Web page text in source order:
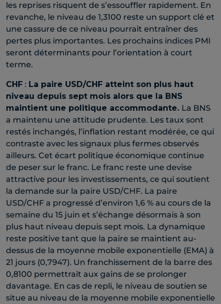
les reprises risquent de s’essouffler rapidement. En
revanche, le niveau de 1,3100 reste un support clé et
une cassure de ce niveau pourrait entraîner des
pertes plus importantes. Les prochains indices PMI
seront déterminants pour l’orientation à court
terme.
CHF : La paire USD/CHF atteint son plus haut
niveau depuis sept mois alors que la BNS
maintient une politique accommodante. La BNS
a maintenu une attitude prudente. Les taux sont
restés inchangés, l’inflation restant modérée, ce qui
contraste avec les signaux plus fermes observés
ailleurs. Cet écart politique économique continue
de peser sur le franc. Le franc reste une devise
attractive pour les investissements, ce qui soutient
la demande sur la paire USD/CHF. La paire
USD/CHF a progressé d’environ 1,6 % au cours de la
semaine du 15 juin et s’échange désormais à son
plus haut niveau depuis sept mois. La dynamique
reste positive tant que la paire se maintient au-
dessus de la moyenne mobile exponentielle (EMA) à
21 jours (0,7947). Un franchissement de la barre des
0,8100 permettrait aux gains de se prolonger
davantage. En cas de repli, le niveau de soutien se
situe au niveau de la moyenne mobile exponentielle